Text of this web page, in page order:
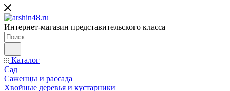
Интернет-магазин представительского класса
Каталог
Сад
Саженцы и рассада
Хвойные деревья и кустарники